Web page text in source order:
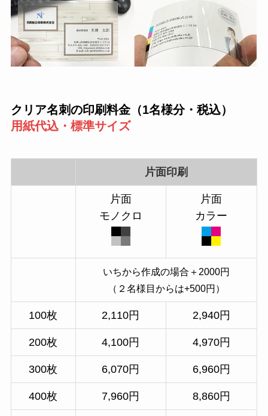
クリア名刺の印刷料金（1名様分・ 税込）
用紙代込・標準サイズ
片面印刷
片面
モノクロ
片面
カラー
いちから作成の場合＋2000円
（２名様目からは+500円）
100枚 2,110円 2,940円
200枚 4,100円 4,970円
300枚 6,070円 6,960円
400枚 7,960円 8,860円